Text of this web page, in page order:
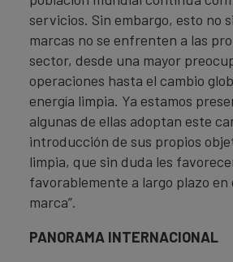
servicios. Sin embargo, esto no
marcas no se enfrenten a las
sector, desde una mayor
operaciones hasta el cambio
energía limpia. Ya estamos
algunas de ellas adoptan este
introducción de sus propios
limpia, que sin duda les
favorablemente a largo plazo en
marca”.
PANORAMA INTERNACIONAL